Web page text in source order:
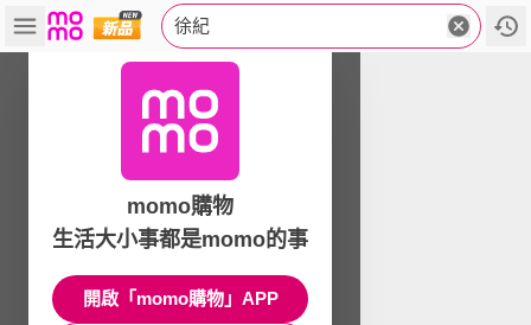
徐紀
momo購物
生活大小事都是momo的事
開啟「momo購物」APP